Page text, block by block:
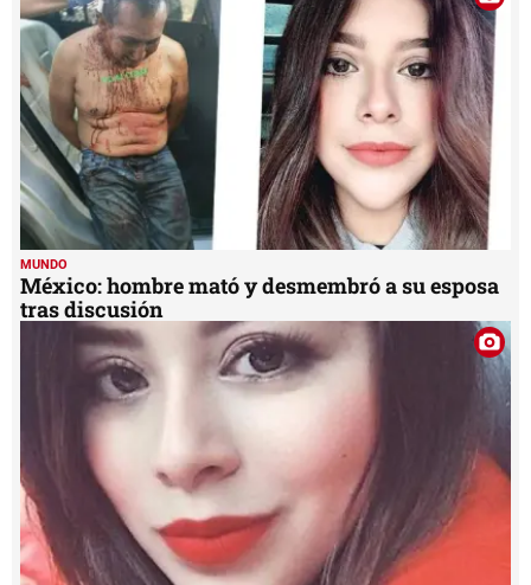
59
seconds
MUNDO
México: hombre mató y desmembró a su esposa
tras discusión